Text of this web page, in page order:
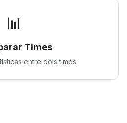
📊
Times
entre dois times